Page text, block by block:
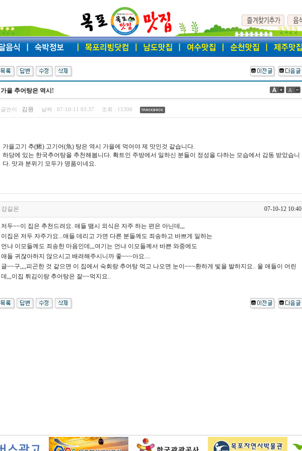
가을 추어탕은 역시!
글쓴이 : 김원 날짜 : 07-10-11 03:37 조회 : 15300
가을고기 추(鰍) 고기어(魚) 탕은 역시 가을에 먹어야 제 맛인것 같습니다.
하당에 있는 한국추어탕을 추천해봅니다. 확트인 주방에서 일하신 분들이 정성을 다하는 모습에서 감동 받았습니
다. 맛과 분위기 모두가 명품이네요.
강길은 07-10-12 10:40
저두~~이 집은 추천드려요. 애들 땜시 외식은 자주 하는 편은 아닌데,,,
이집은 저두 자주가요...애들 데리고 가면 다른 분들께도 죄송하고 바쁘게 일하는
언냐 이모들께도 죄송한 마음인데,,,여기는 언냐 이모들께서 바쁜 와중에도
애들 귀잖아하지 않으시고 배려해주시니까 좋~~~아요....
글~~구,,,,피곤한 것 같으면 이 집에서 숙회랑 추어탕 먹고 나오면 눈이~~~환하게 빛을 발하지요.. 울 애들이 어린
데,,,이집 튀김이랑 추어탕은 잘~~먹지요..